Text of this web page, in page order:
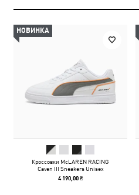
НОВИНКА
Кроссовки McLAREN RACING
Caven III Sneakers Unisex
4 190,00 ₴